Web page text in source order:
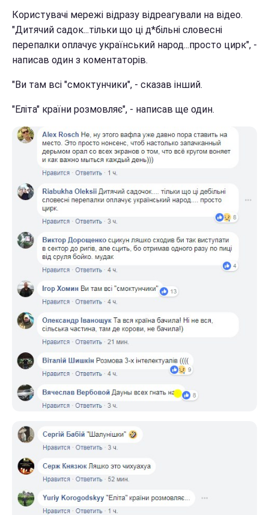
Користувачі мережі відразу відреагували на відео.
"Дитячий садок...тільки що ці д*більні словесні
перепалки оплачує український народ...просто цирк", -
написав один з коментаторів.
"Ви там всі "смоктунчики", - сказав інший.
"Еліта" країни розмовляє", - написав ще один.